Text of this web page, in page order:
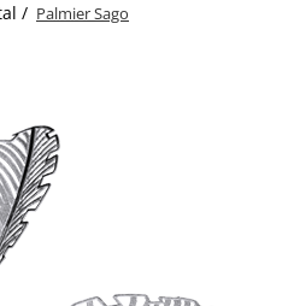
/ Palmier Sago